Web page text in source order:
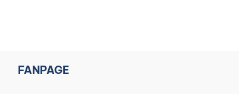
FANPAGE